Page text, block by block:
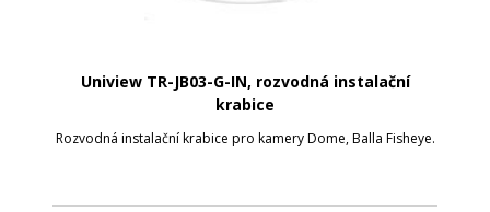
Uniview TR-JB03-G-IN, rozvodná instalační
krabice
Rozvodná instalační krabice pro kamery Dome, Balla Fisheye.